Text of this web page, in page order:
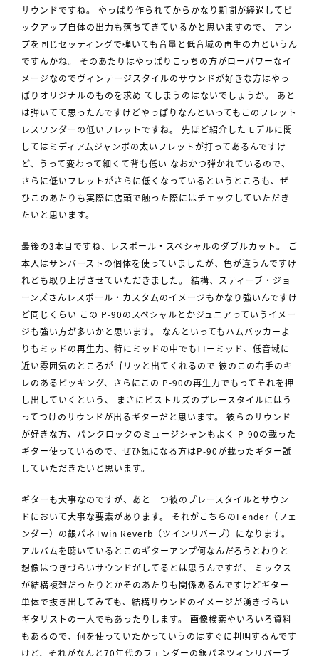
サウンドですね。 やっぱり作られてからかなり期間が経過してピ
ックアップ自体の出力も落ちてきているかと思いますので、 アン
プを同じセッティングで弾いても音量と低音域の再生の力というん
ですんかね。 そのあたりはやっぱりこっちの方がローパワーなイ
メージなのでヴィンテージスタイルのサウンドが好きな方はやっ
ぱりオリジナルのものを求め てしまうのはないでしょうか。 あと
は弾いてて思ったんですけどやっぱりなんといってもこのフレット
レスワンダーの低いフレットですね。 先ほど紹介したモデルに関
してはミディアムジャンボの太いフレットが打ってあるんですけ
ど、うって変わって細くて背も低い なおかつ弾かれているので、
さらに低いフレットがさらに低くなっているというところも、ぜ
ひこのあたりも実際に店頭で触った際にはチェックしていただき
たいと思います。
最後の3本目ですね、レスポール・スペシャルのダブルカット。 ご
本人はサンバーストの個体を使っていましたが、色が違うんですけ
れども取り上げさせていただきました。 結構、スティーブ・ジョ
ーンズさんレスポール・カスタムのイメージもかなり強いんですけ
ど同じくらい この P-90のスペシャルとかジュニアっていうイメー
ジも強い方が多いかと思います。 なんといってもハムバッカーよ
りもミッドの再生力、特にミッドの中でもローミッド、低音域に
近い雰囲気のところがゴリッと出てくれるので 彼のこの右手のキ
レのあるピッキング、さらにこの P-90の再生力でもってそれを押
し出していくという、 まさにピストルズのプレースタイルにはう
ってつけのサウンドが出るギターだと思います。 彼らのサウンド
が好きな方、パンクロックのミュージシャンもよく P-90の載った
ギター使っているので、ぜひ気になる方はP-90が載ったギター試
していただきたいと思います。
ギターも大事なのですが、あと一つ彼のプレースタイルとサウン
ドにおいて大事な要素があります。 それがこちらのFender（フェ
ンダー）の銀パネTwin Reverb（ツインリバーブ）になります。
アルバムを聴いているとこのギターアンプ何なんだろうとわりと
想像はつきづらいサウンドがしてるとは思うんですが、 ミックス
が結構複雑だったりとかそのあたりも関係あるんですけどギター
単体で抜き出してみても、結構サウンドのイメージが湧きづらい
ギタリストの一人でもあったりします。 画像検索やいろいろ資料
もあるので、何を使っていたかっていうのはすぐに判明するんです
けど、それがなんと70年代のフェンダーの銀パネツィンリバーブ